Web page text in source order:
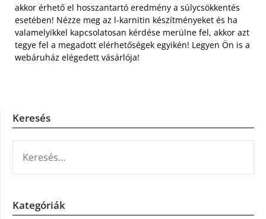
akkor érhető el hosszantartó eredmény a súlycsökkentés
esetében! Nézze meg az l-karnitin készítményeket és ha
valamelyikkel kapcsolatosan kérdése merülne fel, akkor azt
tegye fel a megadott elérhetőségek egyikén! Legyen Ön is a
webáruház elégedett vásárlója!
Keresés
Kategóriák